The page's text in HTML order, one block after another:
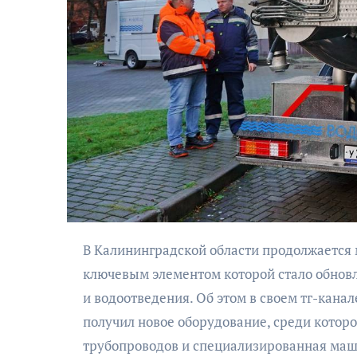
В Калининградской области продолжается масштабная модернизация коммунальной инфраструктуры,
ключевым элементом которой стало
и водоотведения. Об этом в своем тг-
получил новое оборудование, среди
трубопроводов и специализированная
АФИША
КУЛЬТУРА
ОБЩЕСТВО
Николай Патрушев
поддержал
проведение в
Калининграде
морского фестиваля
«Открытое море»